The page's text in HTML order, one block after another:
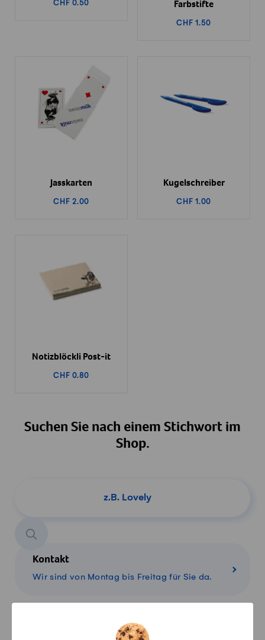
CHF 0.50 Farbstifte
CHF 1.50
Jasskarten
CHF 2.00
Kugelschreiber
CHF 1.00
Notizblöckli Post-it
CHF 0.80
Suchen Sie nach einem Stichwort im
Shop.
Kontakt
Wir sind von Montag bis Freitag für Sie da.